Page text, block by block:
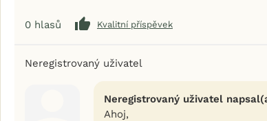
0 hlasů Kvalitní příspěvek
Neregistrovaný uživatel
Neregistrovaný uživatel
Ahoj,